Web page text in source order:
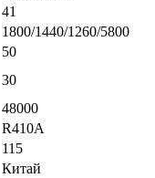
41
1800/1440/1260/5800
50
30
48000
R410A
115
Китай